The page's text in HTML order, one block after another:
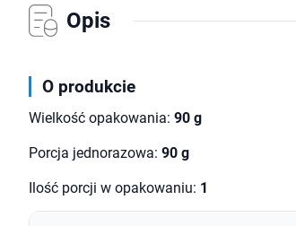
Opis
O produkcie
Wielkość opakowania: 90 g
Porcja jednorazowa: 90 g
Ilość porcji w opakowaniu: 1